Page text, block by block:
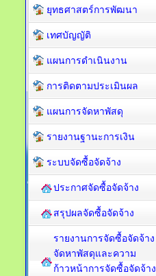
ยุทธศาสตร์การพัฒนา
เทศบัญญัติ
แผนการดำเนินงาน
การติดตามประเมินผล
แผนการจัดหาพัสดุ
รายงานฐานะการเงิน
ระบบจัดซื้อจัดจ้าง
ประกาศจัดซื้อจัดจ้าง
สรุปผลจัดซื้อจัดจ้าง
รายงานการจัดซื้อจัดจ้าง
จัดหาพัสดุและความ
ก้าวหน้าการจัดซื้อจัดจ้าง